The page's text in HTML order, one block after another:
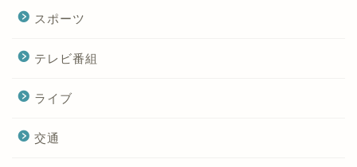
スポーツ
テレビ番組
ライブ
交通